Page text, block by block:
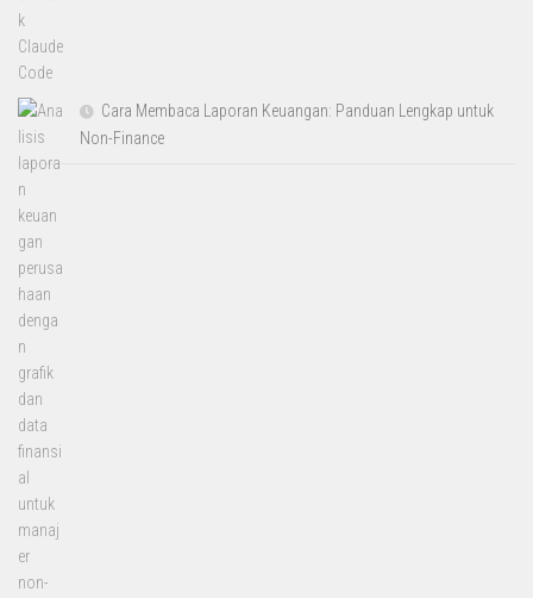
Cara Membaca Laporan Keuangan: Panduan Lengkap untuk
Non-Finance